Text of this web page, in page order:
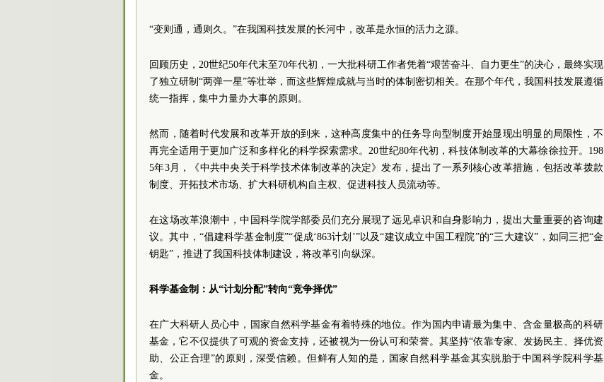
“变则通，通则久。”在我国科技发展的长河中，改革是永恒的活力之源。
回顾历史，20世纪50年代末至70年代初，一大批科研工作者凭着“艰苦奋斗、自力更生”的决心，最终实现
了独立研制“两弹一星”等壮举，而这些辉煌成就与当时的体制密切相关。在那个年代，我国科技发展遵循
统一指挥，集中力量办大事的原则。
然而，随着时代发展和改革开放的到来，这种高度集中的任务导向型制度开始显现出明显的局限性，不
再完全适用于更加广泛和多样化的科学探索需求。20世纪80年代初，科技体制改革的大幕徐徐拉开。198
5年3月，《中共中央关于科学技术体制改革的决定》发布，提出了一系列核心改革措施，包括改革拨款
制度、开拓技术市场、扩大科研机构自主权、促进科技人员流动等。
在这场改革浪潮中，中国科学院学部委员们充分展现了远见卓识和自身影响力，提出大量重要的咨询建
议。其中，“倡建科学基金制度”“促成‘863计划’”以及“建议成立中国工程院”的“三大建议”，如同三把“金
钥匙”，推进了我国科技体制建设，将改革引向纵深。
科学基金制：从“计划分配”转向“竞争择优”
在广大科研人员心中，国家自然科学基金有着特殊的地位。作为国内申请最为集中、含金量极高的科研
基金，它不仅提供了可观的资金支持，还被视为一份认可和荣誉。其坚持“依靠专家、发扬民主、择优资
助、公正合理”的原则，深受信赖。但鲜有人知的是，国家自然科学基金其实脱胎于中国科学院科学基
金。